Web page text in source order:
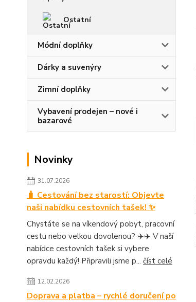
Ostatní
Módní doplňky
Dárky a suvenýry
Zimní doplňky
Vybavení prodejen – nové i
bazarové
Novinky
31.07.2026
🧳 Cestování bez starostí: Objevte
naši nabídku cestovních tašek! ✨
Chystáte se na víkendový pobyt, pracovní
cestu nebo velkou dovolenou? ✈️✈️ V naší
nabídce cestovních tašek si vybere
opravdu každý! Připravili jsme p... číst celé
12.02.2026
Doprava a platba – rychlé doručení po